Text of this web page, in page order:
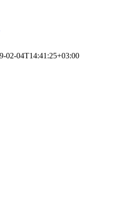
02-04T14:41:25+03:00